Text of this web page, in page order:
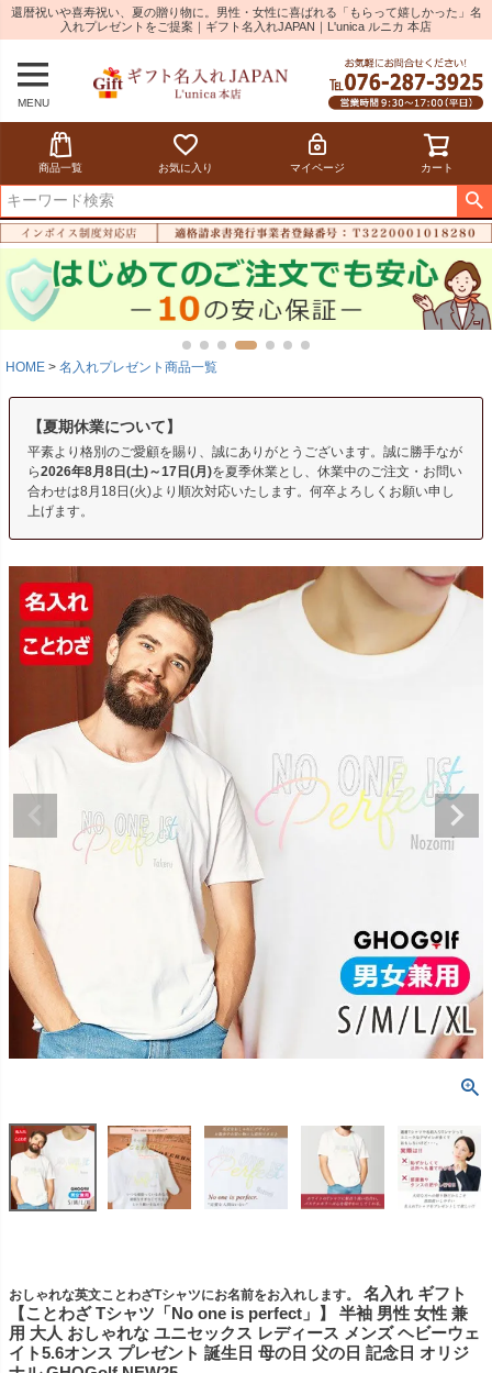
還暦祝いや喜寿祝い、夏の贈り物に。男性・女性に喜ばれる「もらって嬉しかった」名
入れプレゼントをご提案｜ギフト名入れJAPAN｜L'unica ルニカ 本店
MENU
商品一覧 お気に入り マイページ カート
HOME 名入れプレゼント商品一覧
【夏期休業について】
平素より格別のご愛顧を賜り、誠にありがとうございます。誠に勝手なが
ら2026年8月8日(土)～17日(月)を夏季休業とし、休業中のご注文・お問い
合わせは8月18日(火)より順次対応いたします。何卒よろしくお願い申し
上げます。
おしゃれな英文ことわざTシャツにお名前をお入れします。
名入れ ギフト
【ことわざ Tシャツ「No one is perfect」】 半袖 男性 女性 兼
用 大人 おしゃれな ユニセックス レディース メンズ ヘビーウェ
イト5.6オンス プレゼント 誕生日 母の日 父の日 記念日 オリジ